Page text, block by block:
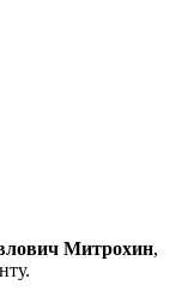
Митрохин,